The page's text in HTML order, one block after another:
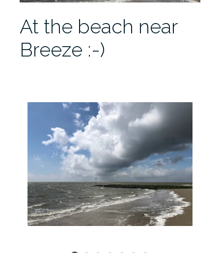
At the beach near
Breeze :-)